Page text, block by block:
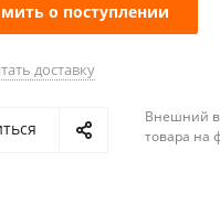
о поступлении
доставку
Внешний
товара на